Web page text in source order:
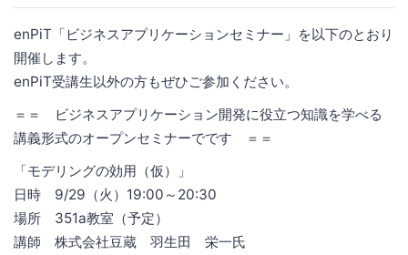
enPiT「ビジネスアプリケーションセミナー」を以下のとおり
開催します。
enPiT受講生以外の方もぜひご参加ください。
＝＝ ビジネスアプリケーション開発に役立つ知識を学べる
講義形式のオープンセミナーでです ＝＝
「モデリングの効用（仮）」
日時 9/29（火）19:00～20:30
場所 351a教室（予定）
講師 株式会社豆蔵 羽生田 栄一氏